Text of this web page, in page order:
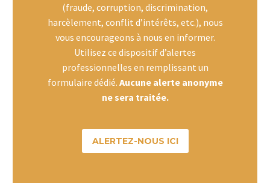
(fraude, corruption, discrimination,
harcèlement, conflit d’intérêts, etc.), nous
vous encourageons à nous en informer.
Utilisez ce dispositif d’alertes
professionnelles en remplissant un
formulaire dédié. Aucune alerte anonyme
ne sera traitée.
ALERTEZ-NOUS ICI